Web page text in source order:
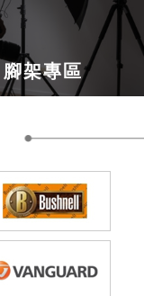
腳架專區